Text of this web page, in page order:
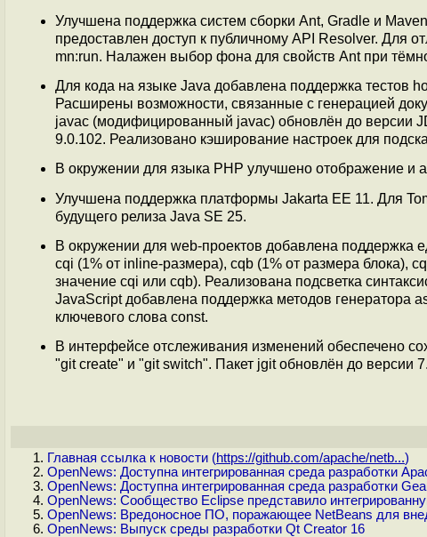
Улучшена поддержка систем сборки Ant, Gradle и
предоставлен доступ к публичному API Resolver. Для
mn:run. Налажен выбор фона для свойств Ant при
Для кода на языке Java добавлена поддержка тестов
Расширены возможности, связанные с генерацией
javac (модифицированный javac) обновлён до версии
9.0.102. Реализовано кэширование настроек для
В окружении для языка PHP улучшено отображение и
Улучшена поддержка платформы Jakarta EE 11. Для
будущего релиза Java SE 25.
В окружении для web-проектов добавлена
cqi (1% от inline-размера), cqb (1% от размера блока),
значение cqi или cqb). Реализована подсветка
JavaScript добавлена поддержка методов генератора
ключевого слова const.
В интерфейсе отслеживания изменений обеспечено
"git create" и "git switch". Пакет jgit обновлён до версии
Главная ссылка к новости (https://github.com/apache/netb...)
OpenNews: Доступна интегрированная среда разработки
OpenNews: Доступна интегрированная среда разработки
OpenNews: Сообщество Eclipse представило
OpenNews: Вредоносное ПО, поражающее NetBeans для
OpenNews: Выпуск среды разработки Qt Creator 16